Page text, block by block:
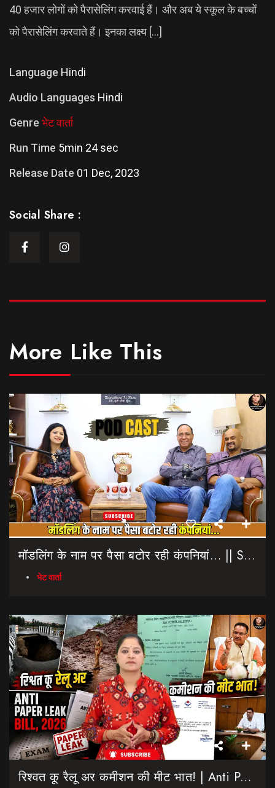
40 हजार लोगों को पैरासेलिंग करवाई हैं। और अब ये स्कूल के बच्चों
को पैरासेलिंग करवाते हैं। इनका लक्ष्य […]
Language Hindi
Audio Languages Hindi
Genre भेट वार्ता
Run Time 5min 24 sec
Release Date 01 Dec, 2023
Social Share :
More Like This
मॉडलिंग के नाम पर पैसा बटोर रही कंपनियां… || Sinmit Communications || Miss Uttarakhand 2026
भेट वार्ता
रिश्वत कू रैलू अर कमीशन की मीट भात! | Anti Paper Leak Bill 2026 | Saptahik Chhiprat